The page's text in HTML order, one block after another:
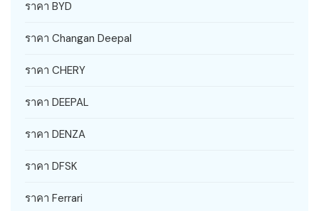
ราคา BYD
ราคา Changan Deepal
ราคา CHERY
ราคา DEEPAL
ราคา DENZA
ราคา DFSK
ราคา Ferrari